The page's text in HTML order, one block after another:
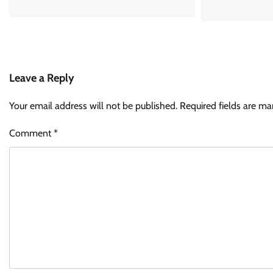
Leave a Reply
Your email address will not be published. Required fields are
Comment*